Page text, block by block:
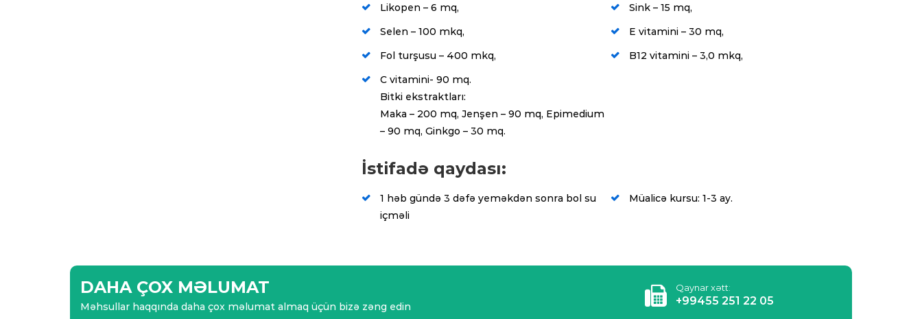
Likopen – 6 mq,
Sink – 15 mq,
Selen – 100 mkq,
E vitamini – 30 mq,
Fol turşusu – 400 mkq,
B12 vitamini – 3,0 mkq,
C vitamini- 90 mq.
Bitki ekstraktları:
Maka – 200 mq, Jenşen – 90 mq, Epimedium
– 90 mq, Ginkgo – 30 mq.
İstifadə qaydası:
1 həb gündə 3 dəfə yeməkdən sonra bol su
içməli
Müalicə kursu: 1-3 ay.
DAHA ÇOX MƏLUMAT
Məhsullar haqqında daha çox məlumat almaq üçün bizə zəng edin
Qaynar xətt:
+99455 251 22 05